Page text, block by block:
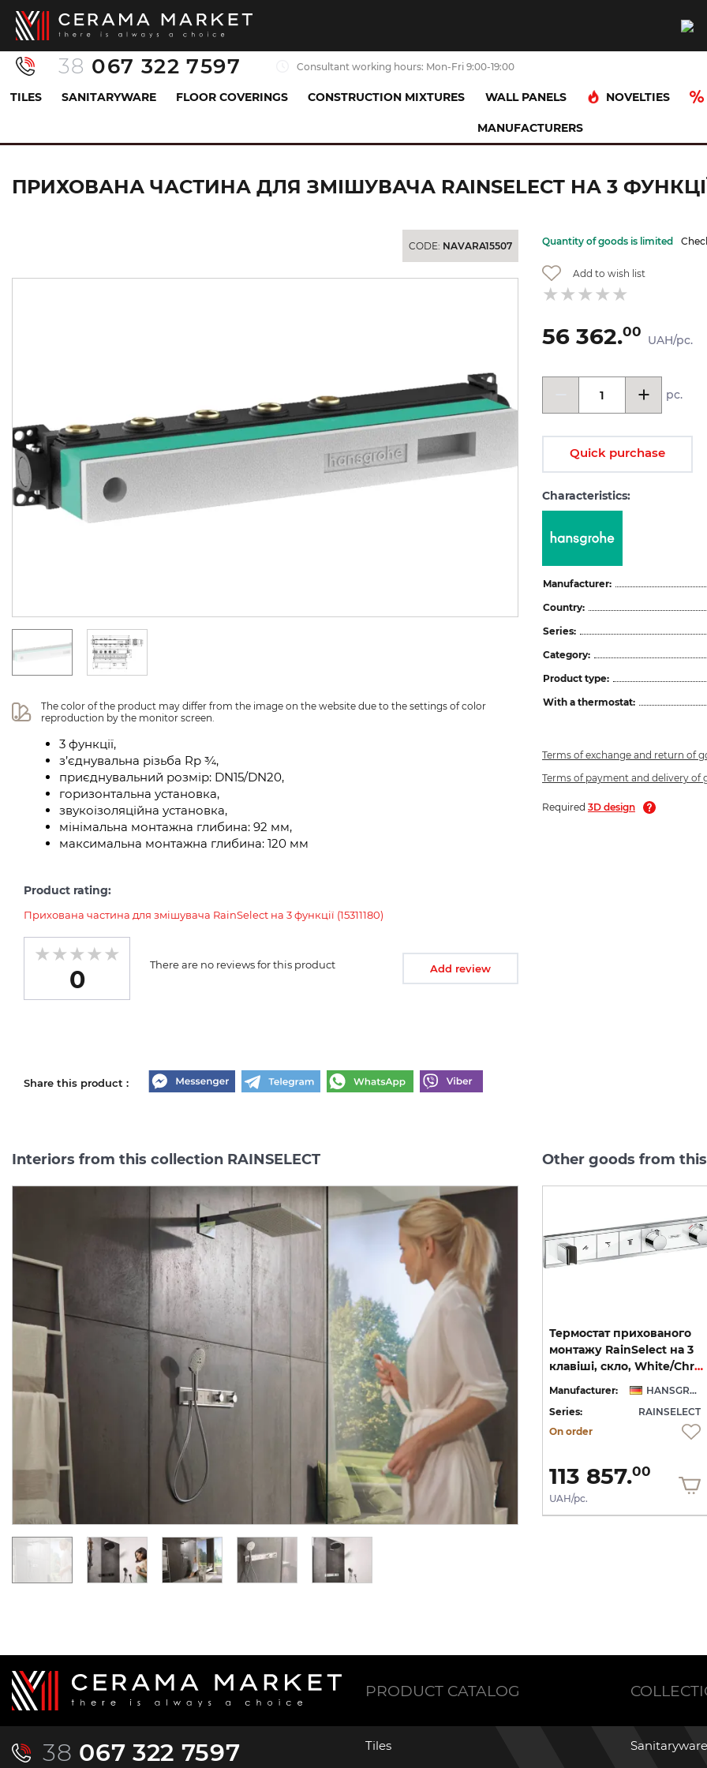
38 067 322 7597 Consultant working hours: Mon-Fri 9:00-19:00
TILES SANITARYWARE FLOOR COVERINGS CONSTRUCTION MIXTURES WALL PANELS NOVELTIES
MANUFACTURERS
Прихована частина для змішувача RainSelect на 3 функції (15311180)
ПРИХОВАНА ЧАСТИНА ДЛЯ ЗМІШУВАЧА RAINSELECT НА 3 ФУНКЦІЇ
CODE: NAVARA15507
The color of the product may differ from the image on the website due to the settings of color
reproduction by the monitor screen.
3 функції,
з’єднувальна різьба Rp ¾,
приєднувальний розмір: DN15/DN20,
горизонтальна установка,
звукоізоляційна установка,
мінімальна монтажна глибина: 92 мм,
максимальна монтажна глибина: 120 мм
Quantity of goods is limited
Add to wish list
56 362.00
UAH/pc.
pc.
Quick purchase
Characteristics:
Manufacturer:
Country:
Series:
Category:
Product type:
With a thermostat:
Terms of exchange and return of
Terms of payment and delivery of
Required 3D design
Product rating:
Прихована частина для змішувача RainSelect на 3 функції (15311180)
0
There are no reviews for this product Add review
Share this product :
Interiors from this collection RAINSELECT Other goods from this
Термостат прихованого
монтажу RainSelect на 5
клавіш, Matt White (15384700)
Manufacturer:
HANSGROHE
Series:
RAINSELECT
On order
179 886.
UAH/pc.
Прихована частина для
змішувача RainSelect на 5
функцій (15313180)
Manufacturer:
HANSGROHE
Series:
RAINSELECT
00
Термостат прихованого
монтажу RainSelect на 3
Manufacturer:
Series:
RAINSELECT
On order
113 857. 00
UAH/pc.
Термостат прихованого
монтажу RainSelect на 3
клавіші, скло, White/Chrome (15356400)
Manufacturer:
HANSGROHE
Series:
RAINSELECT
On order
113 857.00
UAH/pc.
38 067 322 7597
PRODUCT CATALOG
Tiles